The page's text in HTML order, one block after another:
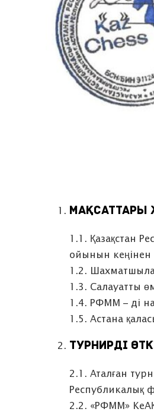
МАҚСАТТАРЫ
1.1. Қазақстан
ойынын кеңінен
1.2.
1.3. Cалауатты
1.4. РФММ – ді
1.5. Астана
ТУРНИРДІ
2.1. Аталған
Республикалық
2.2. «РФММ»